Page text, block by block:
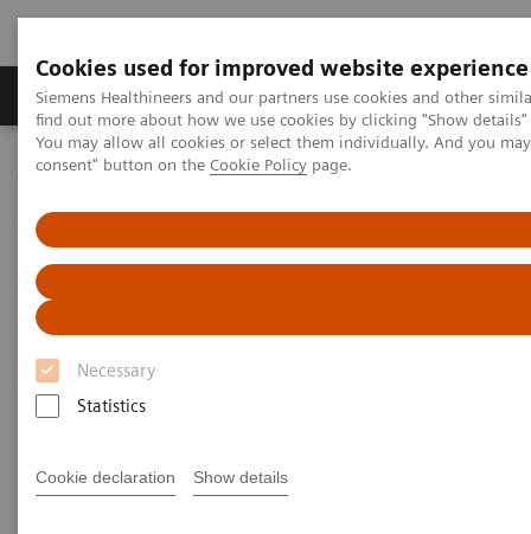
Cookies used for improved website experience
Siemens Healthineers and our partners use cookies and other
find out more about how we use cookies by clicking "Show
You may allow all cookies or select them individually. And you
consent" button on the Cookie Policy page.
Necessary
Statistics
Cookie declaration Show details
Продукція та сервіси Клінічні галузі
Домашня Послуги
IT Standards
DICOM Conformance Statements - 1T Systems
DICOM Conformance
Statements - 1T Systems